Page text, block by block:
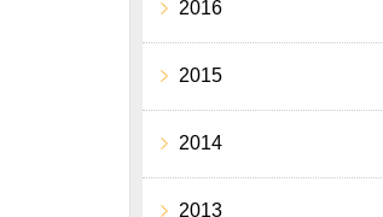
2016
2015
2014
2013